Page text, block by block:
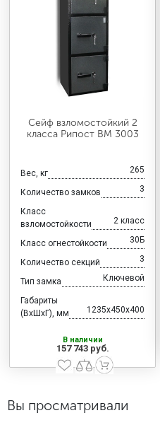
Сейф взломостойкий 2
класса Рипост ВМ 3003
Вес, кг 265
Количество замков 3
Класс
взломостойкости
2 класс
Класс огнестойкости 30Б
Количество секций 3
Тип замка Ключевой
Габариты
(ВхШхГ), мм
1235x450x400
В наличии
157 743 руб.
Вы просматривали